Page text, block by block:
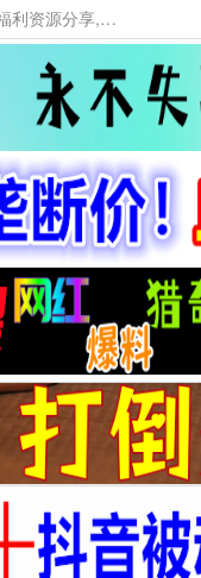
本网站提供资源工具下载，大老表资源工具，大表哥资源网软件工具，大老表资源下载，活动线报福利资源分享,活动线报，大型网游经典游戏，网络热门技术游戏辅助交流与分享。